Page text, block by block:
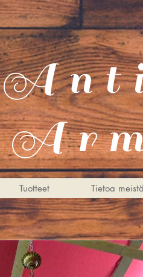
Tuotteet Tietoa meistä